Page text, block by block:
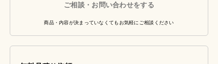
ご相談・お問い合わせをする
商品・内容が決まっていなくてもお気軽にご相談ください